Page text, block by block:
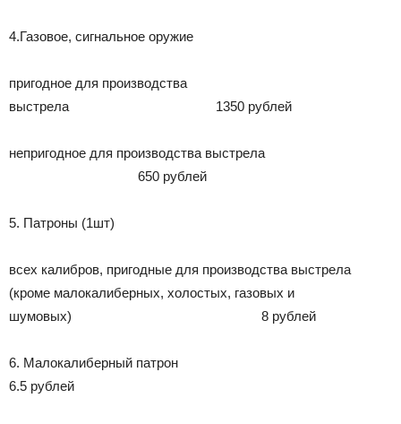
4.Газовое, сигнальное оружие
пригодное для производства
выстрела 1350 рублей
непригодное для производства выстрела
650 рублей
5. Патроны (1шт)
всех калибров, пригодные для производства выстрела
(кроме малокалиберных, холостых, газовых и
шумовых) 8 рублей
6. Малокалиберный патрон
6.5 рублей